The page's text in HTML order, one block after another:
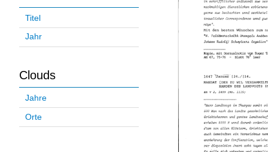
Titel
Jahr
Clouds
Jahre
Orte